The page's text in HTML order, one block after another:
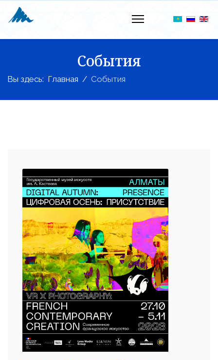
События
Вы здесь: Главная События